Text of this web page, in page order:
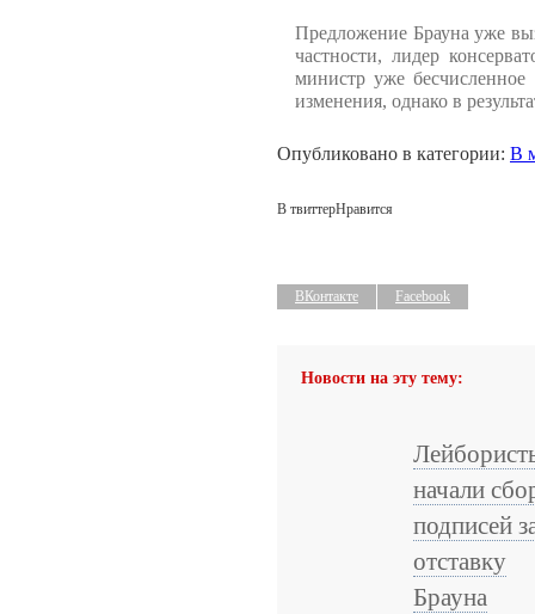
Предложение Брауна уже
частности, лидер
министр уже бесчисленное
изменения, однако в
Опубликовано в категории: В
В твиттерНравится
ВКонтакте Facebook
Новости на эту тему:
начали
подписей
отставку
Брауна